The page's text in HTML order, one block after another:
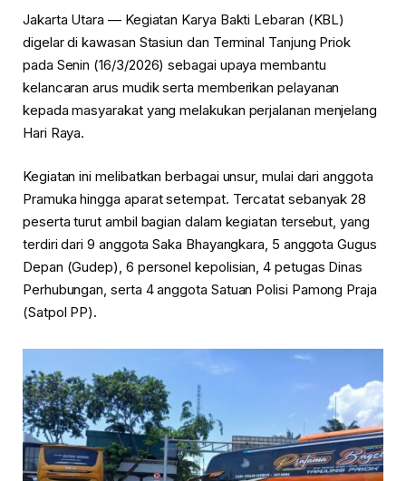
Jakarta Utara — Kegiatan Karya Bakti Lebaran (KBL)
digelar di kawasan Stasiun dan Terminal Tanjung Priok
pada Senin (16/3/2026) sebagai upaya membantu
kelancaran arus mudik serta memberikan pelayanan
kepada masyarakat yang melakukan perjalanan menjelang
Hari Raya.
Kegiatan ini melibatkan berbagai unsur, mulai dari anggota
Pramuka hingga aparat setempat. Tercatat sebanyak 28
peserta turut ambil bagian dalam kegiatan tersebut, yang
terdiri dari 9 anggota Saka Bhayangkara, 5 anggota Gugus
Depan (Gudep), 6 personel kepolisian, 4 petugas Dinas
Perhubungan, serta 4 anggota Satuan Polisi Pamong Praja
(Satpol PP).